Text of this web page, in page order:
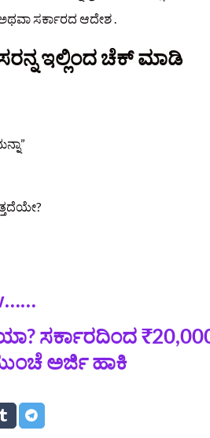
ಸರ್ಕಾರದ ಆದೇಶ .
ಇಲ್ಲಿಂದ ಚೆಕ್‌ ಮಾಡಿ‌
ಸರ್ಕಾರದಿಂದ
ಅರ್ಜಿ ಹಾಕಿ